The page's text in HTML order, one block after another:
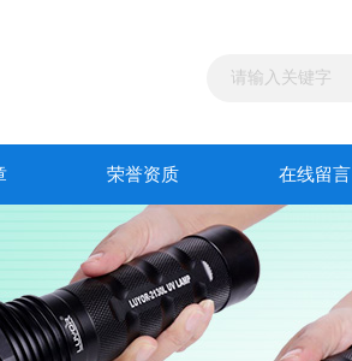
荣誉资质 在线留言